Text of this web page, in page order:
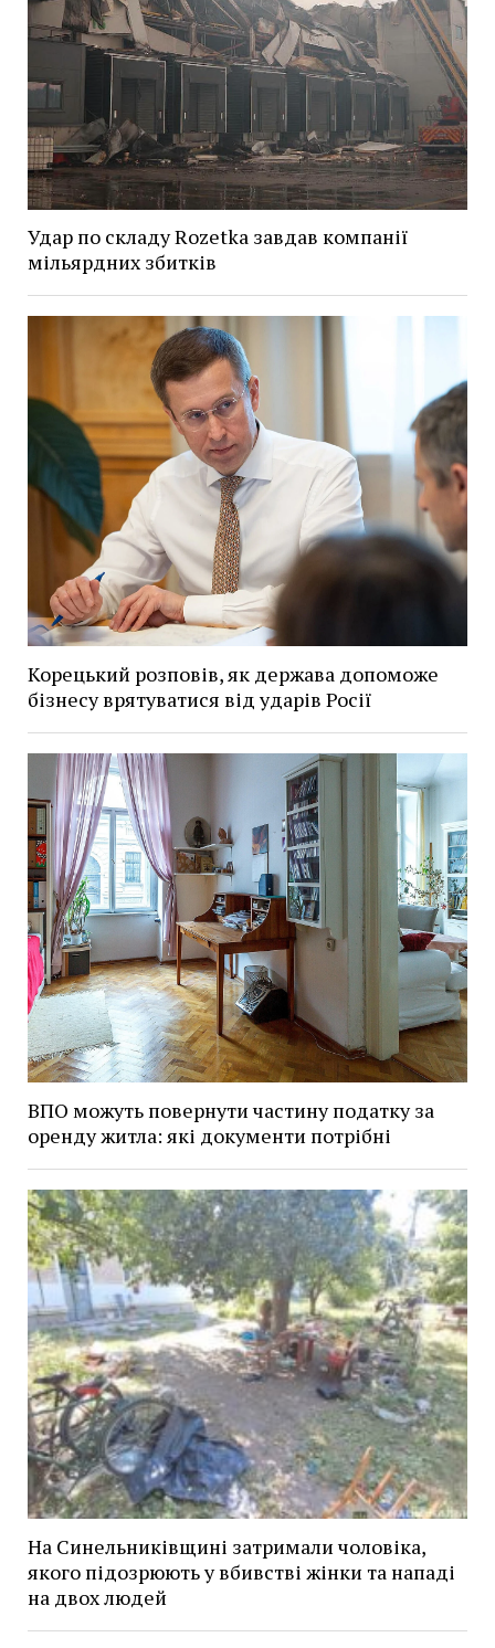
Удар по складу Rozetka завдав компанії
мільярдних збитків
Корецький розповів, як держава допоможе
бізнесу врятуватися від ударів Росії
ВПО можуть повернути частину податку за
оренду житла: які документи потрібні
На Синельниківщині затримали чоловіка,
якого підозрюють у вбивстві жінки та нападі
на двох людей